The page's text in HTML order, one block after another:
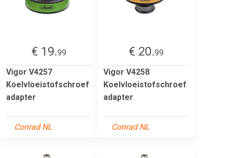
€ 19.99
Vigor V4257
Koelvloeistofschroef
adapter
Conrad NL
€ 20.99
Vigor V4258
Koelvloeistofschroef
adapter
Conrad NL